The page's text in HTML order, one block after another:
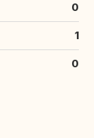
0
1
0